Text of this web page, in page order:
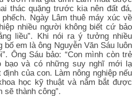
thác quặng trước kia nên đất đá,
Ngày Lâm thuê máy xúc về
nhiều người không biết cứ bảo
liều”. Khi nói ra ý tưởng nhiều
em là ông Nguyễn Văn Sáu luôn
Ông Sáu bảo: “Con mình còn trẻ
bạo và có những suy nghĩ mới lạ
định của con. Làm nông nghiệp nếu
học kỹ thuật và nắm bắt được
thành công”.